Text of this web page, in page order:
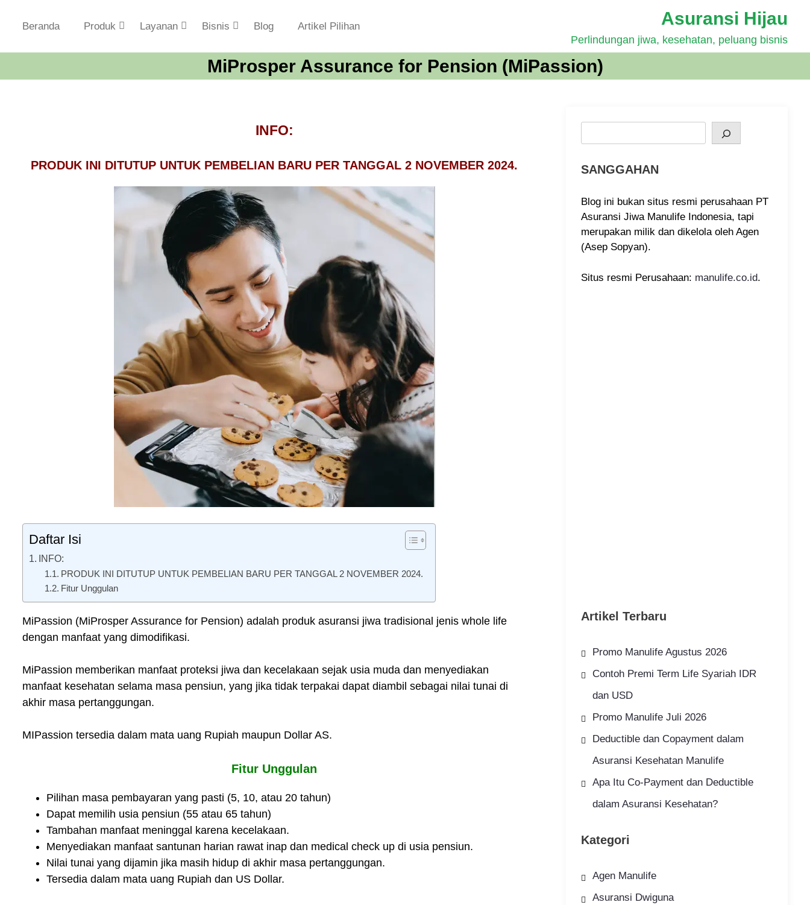
p
Asuransi Hijau
Perlindungan jiwa, kesehatan, peluang bisnis
Beranda Produk Layanan Bisnis Blog Artikel Pilihan
MiProsper Assurance for Pension (MiPassion)
INFO:
PRODUK INI DITUTUP UNTUK PEMBELIAN BARU PER TANGGAL 2 NOVEMBER 2024.
Daftar Isi
INFO:
PRODUK INI DITUTUP UNTUK PEMBELIAN BARU PER TANGGAL 2 NOVEMBER 2024.
Fitur Unggulan
MiPassion (MiProsper Assurance for Pension) adalah produk asuransi jiwa tradisional jenis whole life
dengan manfaat yang dimodifikasi.
MiPassion memberikan manfaat proteksi jiwa dan kecelakaan sejak usia muda dan menyediakan
manfaat kesehatan selama masa pensiun, yang jika tidak terpakai dapat diambil sebagai nilai tunai di
akhir masa pertanggungan.
MIPassion tersedia dalam mata uang Rupiah maupun Dollar AS.
Fitur Unggulan
Pilihan masa pembayaran yang pasti (5, 10, atau 20 tahun)
Dapat memilih usia pensiun (55 atau 65 tahun)
Tambahan manfaat meninggal karena kecelakaan.
Menyediakan manfaat santunan harian rawat inap dan medical check up di usia pensiun.
Nilai tunai yang dijamin jika masih hidup di akhir masa pertanggungan.
Tersedia dalam mata uang Rupiah dan US Dollar.
SANGGAHAN
Blog ini bukan situs resmi perusahaan PT
Asuransi Jiwa Manulife Indonesia, tapi
merupakan milik dan dikelola oleh Agen
(Asep Sopyan).
Situs resmi Perusahaan: manulife.co.id.
Artikel Terbaru
Promo Manulife Agustus 2026
Contoh Premi Term Life Syariah IDR
dan USD
Promo Manulife Juli 2026
Deductible dan Copayment dalam
Asuransi Kesehatan Manulife
Apa Itu Co-Payment dan Deductible
dalam Asuransi Kesehatan?
Kategori
Agen Manulife
Asuransi Dwiguna